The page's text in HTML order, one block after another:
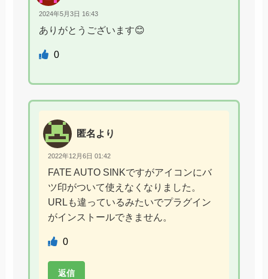
2024年5月3日 16:43
ありがとうございます😊
0
匿名より
2022年12月6日 01:42
FATE AUTO SINKですがアイコンにバ
ツ印がついて使えなくなりました。
URLも違っているみたいでプラグイン
がインストールできません。
0
返信